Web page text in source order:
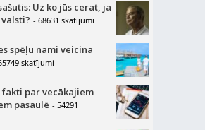
Uz ko jūs cerat, ja
- 68631 skatījumi
spēļu nami veicina
skatījumi
par vecākajiem
pasaulē - 54291